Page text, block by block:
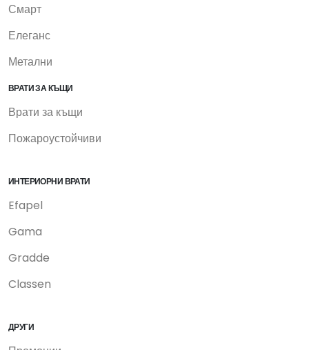
Смарт
Елеганс
Метални
ВРАТИ ЗА КЪЩИ
Врати за къщи
Пожароустойчиви
ИНТЕРИОРНИ ВРАТИ
Efapel
Gama
Gradde
Classen
ДРУГИ